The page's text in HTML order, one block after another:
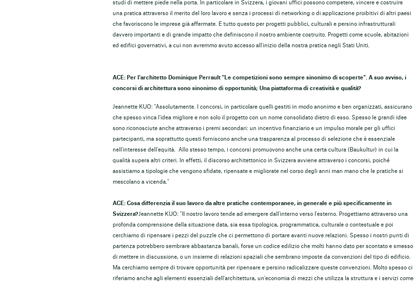
studi di mettere piede nella porta. In particolare in Svizzera, i giovani uffici possono competere, vincere e costruire
una pratica attraverso il merito del loro lavoro e senza i processi di networking o di applicazione proibitivi di altri paesi
che favoriscono le imprese già affermate. E tutto questo per progetti pubblici, culturali e persino infrastrutturali
davvero importanti e di grande impatto che definiscono il nostro ambiente costruito. Progetti come scuole, abitazioni
ed edifici governativi, a cui non avremmo avuto accesso all'inizio della nostra pratica negli Stati Uniti.
ACE: Per l'architetto Dominique Perrault "Le competizioni sono sempre sinonimo di scoperte". A suo avviso, i
concorsi di architettura sono sinonimo di opportunità; Una piattaforma di creatività e qualità?
Jeannette KUO: "Assolutamente. I concorsi, in particolare quelli gestiti in modo anonimo e ben organizzati, assicurano
che spesso vinca l'idea migliore e non solo il progetto con un nome consolidato dietro di esso. Spesso le grandi idee
sono riconosciute anche attraverso i premi secondari: un incentivo finanziario e un impulso morale per gli uffici
partecipanti, ma soprattutto questi forniscono anche una trasparenza al processo di selezione che è essenziale
nell'interesse dell'equità. Allo stesso tempo, i concorsi promuovono anche una certa cultura (Baukultur) in cui la
qualità supera altri criteri. In effetti, il discorso architettonico in Svizzera avviene attraverso i concorsi, poiché
assistiamo a tipologie che vengono sfidate, ripensate e migliorate nel corso degli anni man mano che le pratiche si
mescolano a vicenda."
ACE: Cosa differenzia il suo lavoro da altre pratiche contemporanee, in generale e più specificamente in
Svizzera?Jeannette KUO: "Il nostro lavoro tende ad emergere dall'interno verso l'esterno. Progettiamo attraverso una
profonda comprensione della situazione data, sia essa tipologica, programmatica, culturale o contestuale e poi
cerchiamo di ripensare i pezzi del puzzle che ci permettono di portare avanti nuove relazioni. Spesso i nostri punti di
partenza potrebbero sembrare abbastanza banali, forse un codice edilizio che molti hanno dato per scontato e smesso
di mettere in discussione, o un insieme di relazioni spaziali che sembrano imposte da convenzioni del tipo di edificio.
Ma cerchiamo sempre di trovare opportunità per ripensare e persino radicalizzare queste convenzioni. Molto spesso ci
riferiamo anche agli elementi essenziali dell'architettura, un'economia di mezzi che utilizza la struttura e i servizi come